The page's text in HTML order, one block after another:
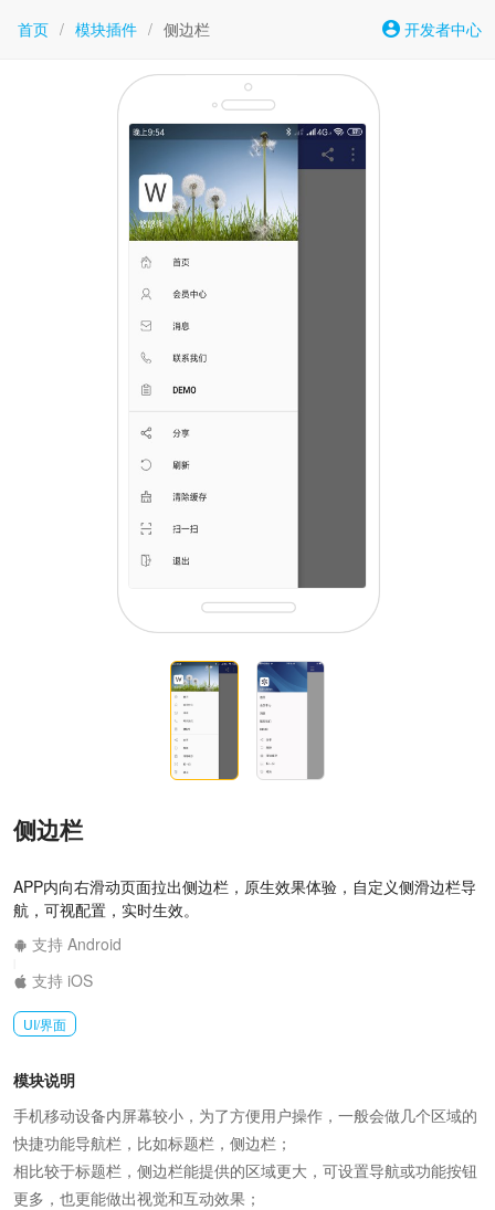
首页 / 模块插件 / 侧边栏 开发者中心
侧边栏
APP内向右滑动页面拉出侧边栏，原生效果体验，自定义侧滑边栏导
航，可视配置，实时生效。
支持 Android
支持 iOS
UI/界面
模块说明
手机移动设备内屏幕较小，为了方便用户操作，一般会做几个区域的
快捷功能导航栏，比如标题栏，侧边栏；
相比较于标题栏，侧边栏能提供的区域更大，可设置导航或功能按钮
更多，也更能做出视觉和互动效果；